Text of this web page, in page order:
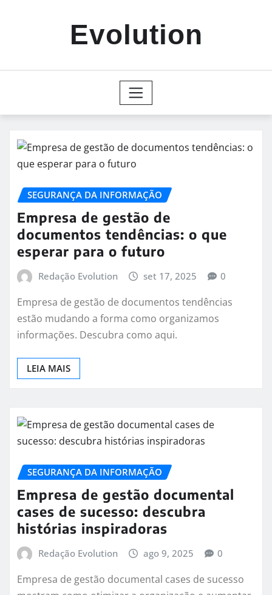
Evolution
SEGURANÇA DA INFORMAÇÃO
Empresa de gestão de
documentos tendências: o que
esperar para o futuro
Redação Evolution set 17, 2025 0
Empresa de gestão de documentos tendências
estão mudando a forma como organizamos
informações. Descubra como aqui.
LEIA MAIS
SEGURANÇA DA INFORMAÇÃO
Empresa de gestão documental
cases de sucesso: descubra
histórias inspiradoras
Redação Evolution ago 9, 2025 0
Empresa de gestão documental cases de sucesso